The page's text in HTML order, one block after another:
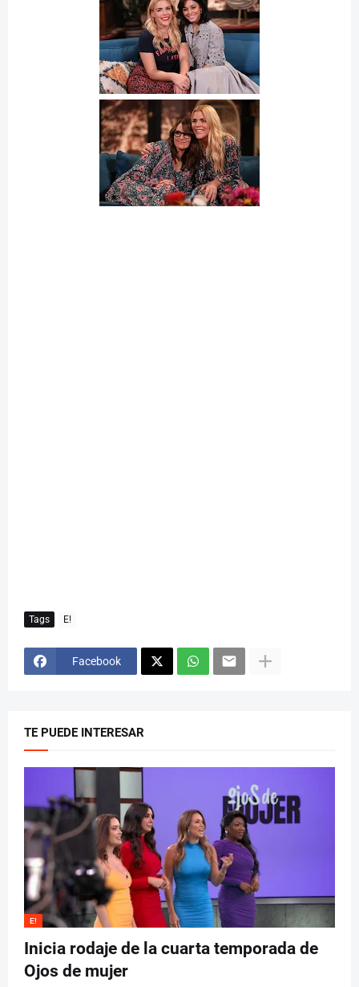
Tags E!
Facebook
TE PUEDE INTERESAR
E!
Inicia rodaje de la cuarta temporada de
Ojos de mujer